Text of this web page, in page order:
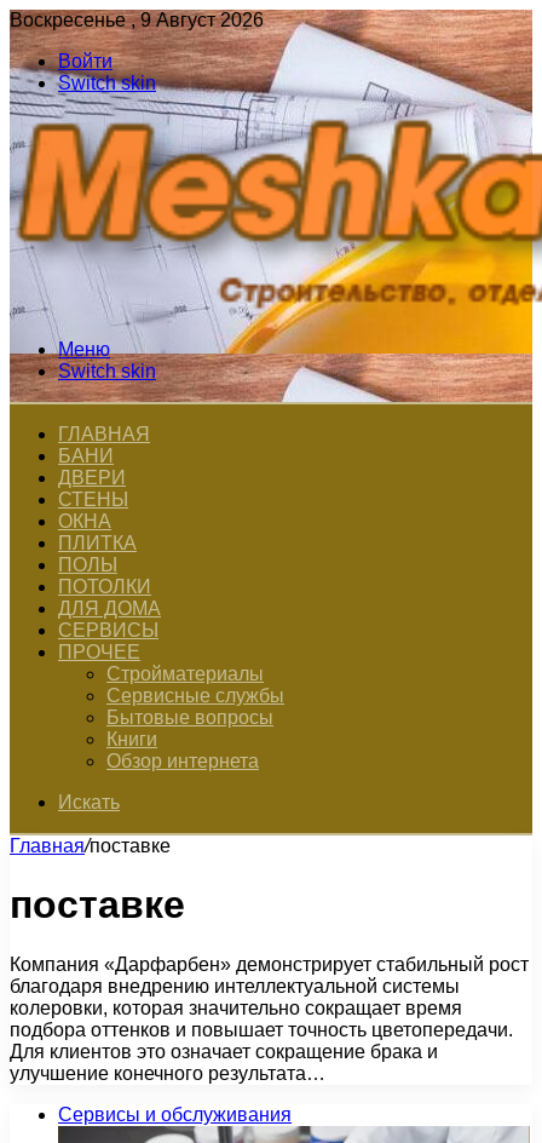
Воскресенье , 9 Август 2026
Войти
Switch skin
Меню
Switch skin
ГЛАВНАЯ
БАНИ
ДВЕРИ
СТЕНЫ
ОКНА
ПЛИТКА
ПОЛЫ
ПОТОЛКИ
ДЛЯ ДОМА
СЕРВИСЫ
ПРОЧЕЕ
Стройматериалы
Сервисные службы
Бытовые вопросы
Книги
Обзор интернета
Искать
Главная/поставке
поставке
Компания «Дарфарбен» демонстрирует стабильный рост
благодаря внедрению интеллектуальной системы
колеровки, которая значительно сокращает время
подбора оттенков и повышает точность цветопередачи.
Для клиентов это означает сокращение брака и
улучшение конечного результата…
Сервисы и обслуживания